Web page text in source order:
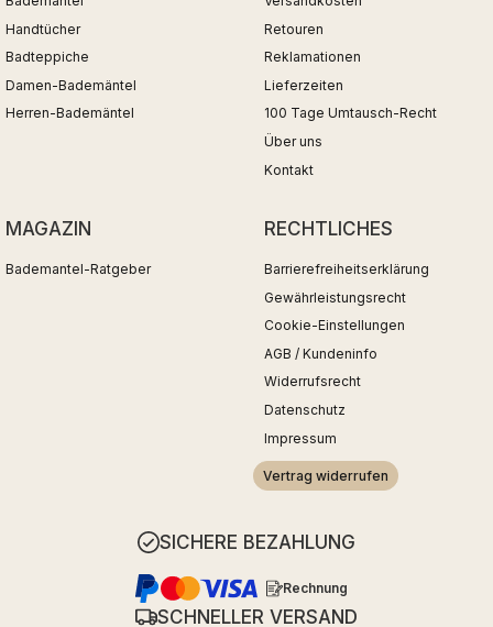
Handtücher
Badteppiche
Damen-Bademäntel
Herren-Bademäntel
Retouren
Reklamationen
Lieferzeiten
100 Tage Umtausch-Recht
Über uns
Kontakt
MAGAZIN
Bademantel-Ratgeber
RECHTLICHES
Barrierefreiheitserklärung
Gewährleistungsrecht
Cookie-Einstellungen
AGB / Kundeninfo
Widerrufsrecht
Datenschutz
Impressum
Vertrag widerrufen
SICHERE BEZAHLUNG
Rechnung
SCHNELLER VERSAND